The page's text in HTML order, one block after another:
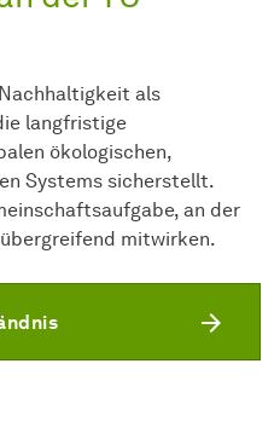
als
langfristige
ökologischen,
Systems sicherstellt.
an der
mitwirken.